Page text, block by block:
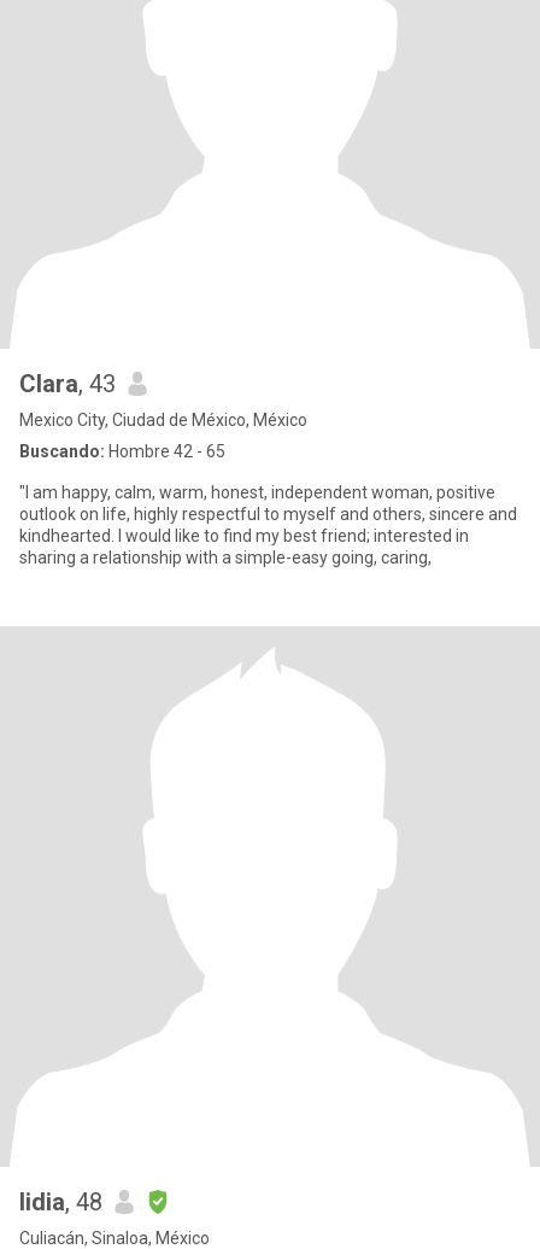
Clara, 43
Mexico City, Ciudad de México, México
Buscando: Hombre 42 - 65
"I am happy, calm, warm, honest, independent woman, positive
outlook on life, highly respectful to myself and others, sincere and
kindhearted. I would like to find my best friend; interested in
sharing a relationship with a simple-easy going, caring,
lidia, 48
Culiacán, Sinaloa, México